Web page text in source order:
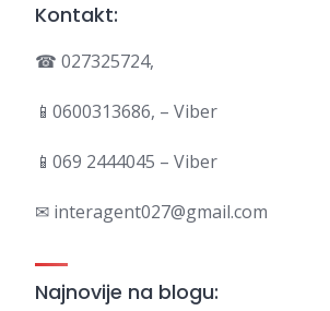
Kontakt:
☎ 027325724,
📱0600313686, – Viber
📱069 2444045 – Viber
✉ interagent027@gmail.com
Najnovije na blogu: